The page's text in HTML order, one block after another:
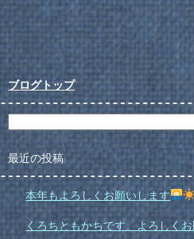
ブログトップ
最近の投稿
本年もよろしくお願いします
くろちともかちです。よろしく